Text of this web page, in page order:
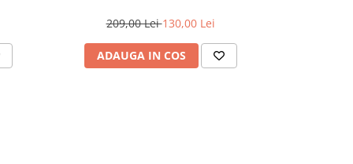
209,00 Lei130,00 Lei
ADAUGA IN COS